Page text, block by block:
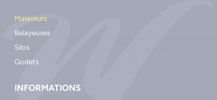
Malaxeurs
Balayeuses
Silos
Godets
INFORMATIONS